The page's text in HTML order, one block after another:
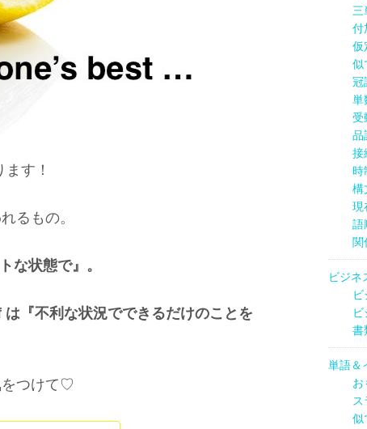
す！
るもの。
な状態で』。
『不利な状況でできるだけのことを
をつけて♡
三
付
仮
似
冠
単
受
品
接
時
構
現
語
関
ビジネ
書
単語＆
お
似